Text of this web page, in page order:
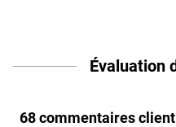
Évaluation
68 commentaires client